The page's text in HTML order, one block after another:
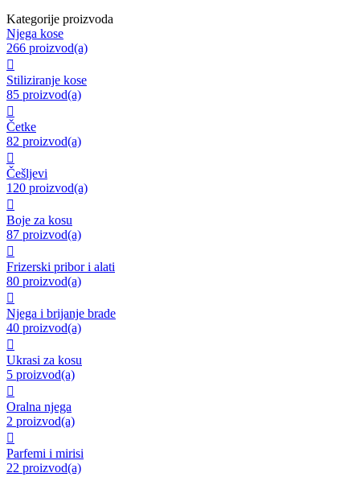
Kategorije proizvoda
Njega kose
266 proizvod(a)

Stiliziranje kose
85 proizvod(a)

Četke
82 proizvod(a)

Češljevi
120 proizvod(a)

Boje za kosu
87 proizvod(a)

Frizerski pribor i alati
80 proizvod(a)

Njega i brijanje brade
40 proizvod(a)

Ukrasi za kosu
5 proizvod(a)

Oralna njega
2 proizvod(a)

Parfemi i mirisi
22 proizvod(a)